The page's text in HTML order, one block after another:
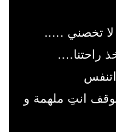
لا تخصني …..
راحتنا….
انتِ ملهمة و